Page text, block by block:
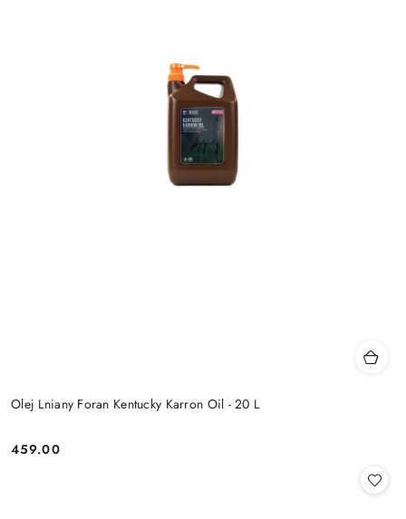
Olej Lniany Foran Kentucky Karron Oil - 20 L
Cena:
459.00